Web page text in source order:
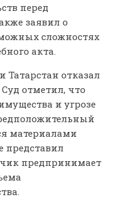
перед
заявил о
сложностях
акта.
отказал
отметил, что
и угрозе
материалами
представил
предпринимает